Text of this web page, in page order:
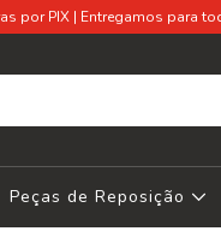
por PIX | Entregamos para
Peças de Reposição